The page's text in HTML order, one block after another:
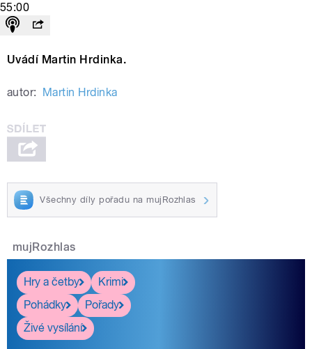
55:00
Uvádí Martin Hrdinka.
autor: Martin Hrdinka
Všechny díly pořadu na mujRozhlas
mujRozhlas
Hry a četby
Krimi
Pohádky
Pořady
Živé vysílání